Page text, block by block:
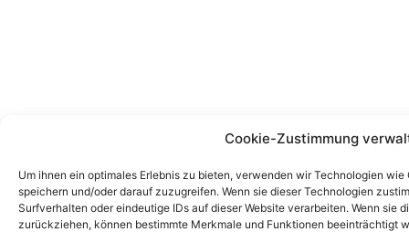
Cookie-Zustimmung
Um ihnen ein optimales Erlebnis zu bieten, verwenden wir Technologien
speichern und/oder darauf zuzugreifen. Wenn sie dieser Technologien
Surfverhalten oder eindeutige IDs auf dieser Website verarbeiten. Wenn sie
zurückziehen, können bestimmte Merkmale und Funktionen beeinträchtigt